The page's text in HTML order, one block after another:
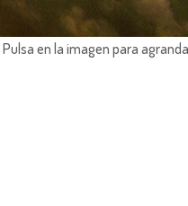
Pulsa en la imagen para